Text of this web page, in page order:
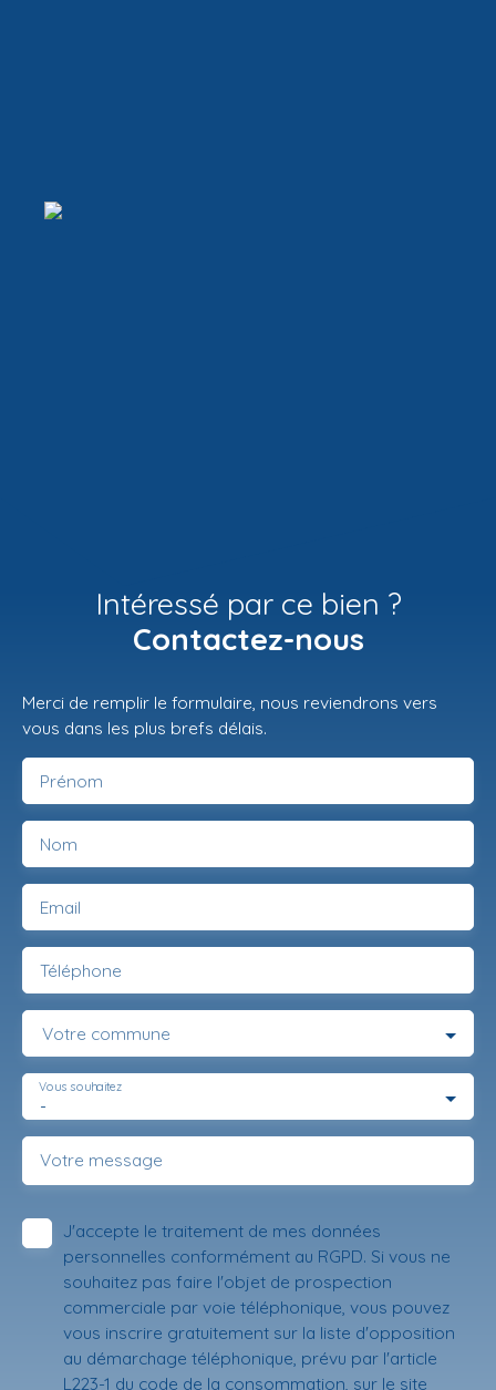
Intéressé par ce bien ?
Contactez-nous
Merci de remplir le formulaire, nous reviendrons vers
vous dans les plus brefs délais.
Prénom
Nom
Email
Téléphone
Votre commune
-
Vous souhaitez
Votre message
J'accepte le traitement de mes données
personnelles conformément au RGPD. Si vous ne
souhaitez pas faire l'objet de prospection
commerciale par voie téléphonique, vous pouvez
vous inscrire gratuitement sur la liste d'opposition
au démarchage téléphonique, prévu par l'article
L223-1 du code de la consommation, sur le site